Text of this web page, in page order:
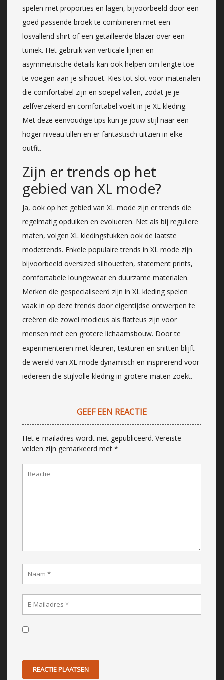
spelen met proporties en lagen, bijvoorbeeld door een
goed passende broek te combineren met een
losvallend shirt of een getailleerde blazer over een
tuniek. Het gebruik van verticale lijnen en
asymmetrische details kan ook helpen om lengte toe
te voegen aan je silhouet. Kies tot slot voor materialen
die comfortabel zijn en soepel vallen, zodat je je
zelfverzekerd en comfortabel voelt in je XL kleding.
Met deze eenvoudige tips kun je jouw stijl naar een
hoger niveau tillen en er fantastisch uitzien in elke
outfit.
Zijn er trends op het
gebied van XL mode?
Ja, ook op het gebied van XL mode zijn er trends die
regelmatig opduiken en evolueren. Net als bij reguliere
maten, volgen XL kledingstukken ook de laatste
modetrends. Enkele populaire trends in XL mode zijn
bijvoorbeeld oversized silhouetten, statement prints,
comfortabele loungewear en duurzame materialen.
Merken die gespecialiseerd zijn in XL kleding spelen
vaak in op deze trends door eigentijdse ontwerpen te
creëren die zowel modieus als flatteus zijn voor
mensen met een grotere lichaamsbouw. Door te
experimenteren met kleuren, texturen en snitten blijft
de wereld van XL mode dynamisch en inspirerend voor
iedereen die stijlvolle kleding in grotere maten zoekt.
GEEF EEN REACTIE
Het e-mailadres wordt niet gepubliceerd. Vereiste
velden zijn gemarkeerd met *